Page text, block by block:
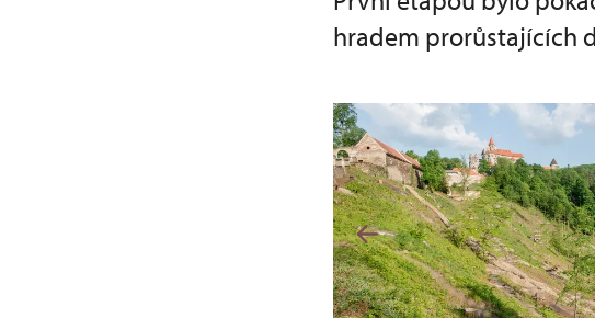
hradem prorůstajících